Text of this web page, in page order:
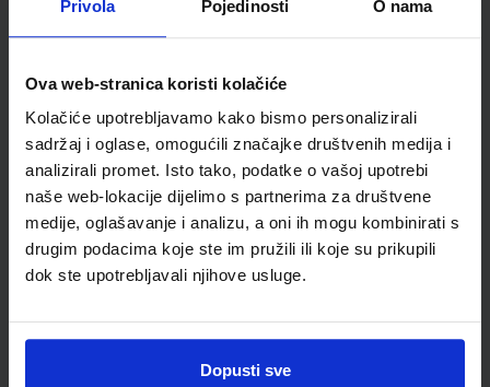
Privola Pojedinosti O nama
Ova web-stranica koristi kolačiće
Kolačiće upotrebljavamo kako bismo personalizirali
sadržaj i oglase, omogućili značajke društvenih medija i
analizirali promet. Isto tako, podatke o vašoj upotrebi
naše web-lokacije dijelimo s partnerima za društvene
medije, oglašavanje i analizu, a oni ih mogu kombinirati s
drugim podacima koje ste im pružili ili koje su prikupili
dok ste upotrebljavali njihove usluge.
Dopusti sve
Vrsta škole
3 STRUKOVNA
Nastavni predmet
3GOD.STROJ.STRUK.ŠKO
Reg br min
1262